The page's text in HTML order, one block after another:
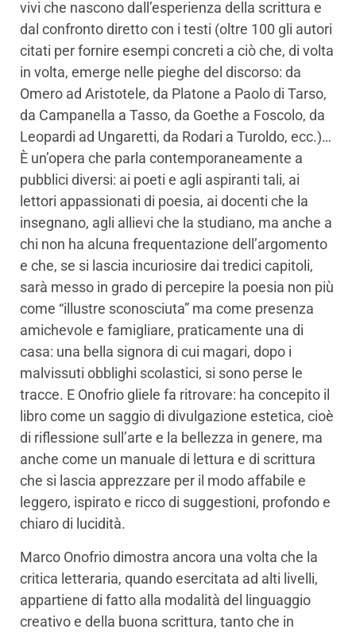
vivi che nascono dall’esperienza della scrittura e
dal confronto diretto con i testi (oltre 100 gli autori
citati per fornire esempi concreti a ciò che, di volta
in volta, emerge nelle pieghe del discorso: da
Omero ad Aristotele, da Platone a Paolo di Tarso,
da Campanella a Tasso, da Goethe a Foscolo, da
Leopardi ad Ungaretti, da Rodari a Turoldo, ecc.)…
È un’opera che parla contemporaneamente a
pubblici diversi: ai poeti e agli aspiranti tali, ai
lettori appassionati di poesia, ai docenti che la
insegnano, agli allievi che la studiano, ma anche a
chi non ha alcuna frequentazione dell’argomento
e che, se si lascia incuriosire dai tredici capitoli,
sarà messo in grado di percepire la poesia non più
come “illustre sconosciuta” ma come presenza
amichevole e famigliare, praticamente una di
casa: una bella signora di cui magari, dopo i
malvissuti obblighi scolastici, si sono perse le
tracce. E Onofrio gliele fa ritrovare: ha concepito il
libro come un saggio di divulgazione estetica, cioè
di riflessione sull’arte e la bellezza in genere, ma
anche come un manuale di lettura e di scrittura
che si lascia apprezzare per il modo affabile e
leggero, ispirato e ricco di suggestioni, profondo e
chiaro di lucidità.
Marco Onofrio dimostra ancora una volta che la
critica letteraria, quando esercitata ad alti livelli,
appartiene di fatto alla modalità del linguaggio
creativo e della buona scrittura, tanto che in